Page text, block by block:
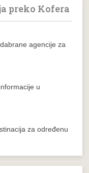
preko Kofera
agencije za
u
za određenu